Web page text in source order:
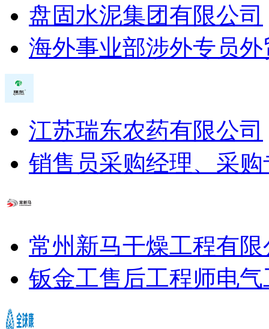
盘固水泥集团有限公司
海外事业部涉外专员外
江苏瑞东农药有限公司
销售员采购经理、采购
常州新马干燥工程有限
钣金工售后工程师电